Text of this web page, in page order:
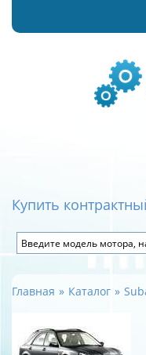
Купить
Главная Каталог